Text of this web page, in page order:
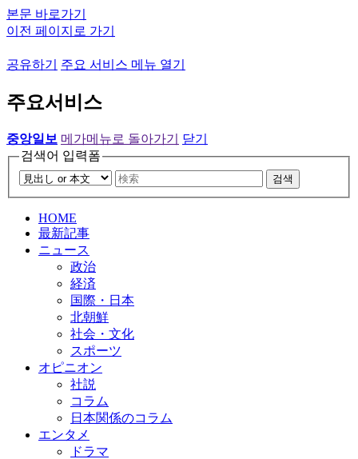
본문 바로가기
이전 페이지로 가기
공유하기 주요 서비스 메뉴 열기
주요서비스
중앙일보 메가메뉴로 돌아가기
닫기
검색어 입력폼
검색
HOME
最新記事
ニュース
政治
経済
国際・日本
北朝鮮
社会・文化
スポーツ
オピニオン
社説
コラム
日本関係のコラム
エンタメ
ドラマ